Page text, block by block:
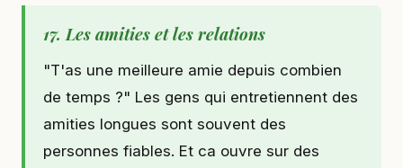
17. Les amities et les relations
"T'as une meilleure amie depuis combien
de temps ?" Les gens qui entretiennent des
amities longues sont souvent des
personnes fiables. Et ca ouvre sur des